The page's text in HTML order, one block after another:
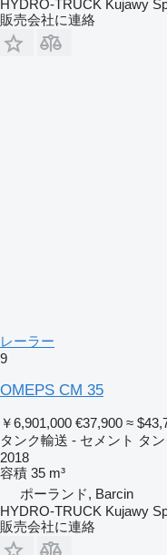
HYDRO-TRUCK Kujawy
販売会社に連絡
レーラー
9
OMEPS CM 35
￥6,901,000 €37,900 ≈
タンク輸送 - セメント タ
2018
容積 35 m³
ポーランド, Barcin
HYDRO-TRUCK Kujawy
販売会社に連絡